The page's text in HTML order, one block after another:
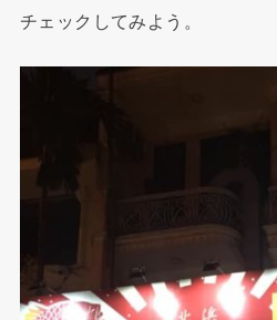
チェックしてみよう。